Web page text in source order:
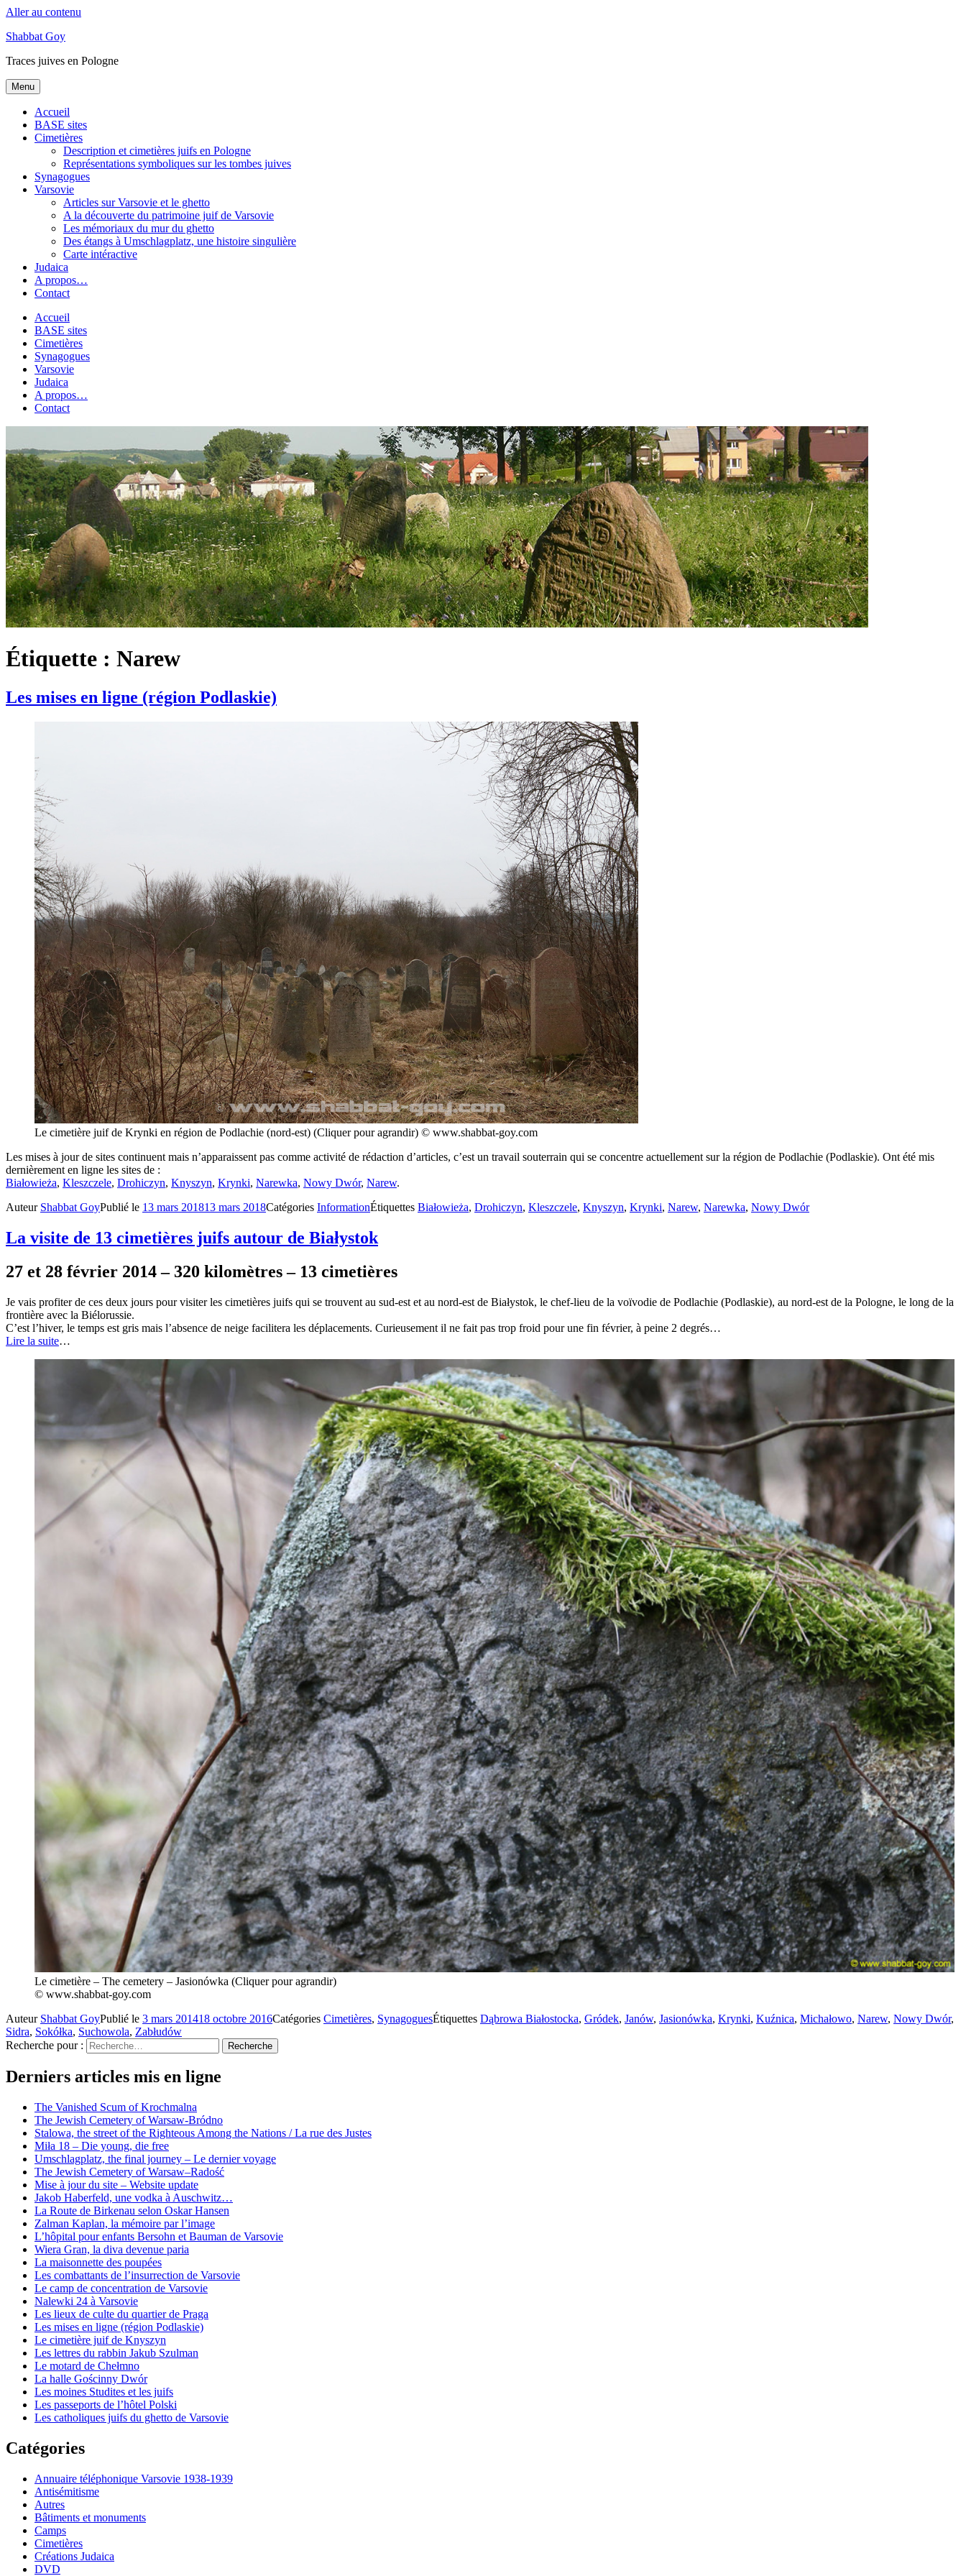
Aller au contenu
Shabbat Goy
Traces juives en Pologne
Menu
Accueil
BASE sites
Cimetières
Description et cimetières juifs en Pologne
Représentations symboliques sur les tombes juives
Synagogues
Varsovie
Articles sur Varsovie et le ghetto
A la découverte du patrimoine juif de Varsovie
Les mémoriaux du mur du ghetto
Des étangs à Umschlagplatz, une histoire singulière
Carte intéractive
Judaica
A propos…
Contact
Accueil
BASE sites
Cimetières
Synagogues
Varsovie
Judaica
A propos…
Contact
Étiquette : Narew
Les mises en ligne (région Podlaskie)
Le cimetière juif de Krynki en région de Podlachie (nord-est) (Cliquer pour agrandir) © www.shabbat-goy.com
Les mises à jour de sites continuent mais n’apparaissent pas comme activité de rédaction d’articles, c’est un travail souterrain qui se concentre actuellement sur la région de Podlachie (Podlaskie). Ont été mis
dernièrement en ligne les sites de :
Białowieża, Kleszczele, Drohiczyn, Knyszyn, Krynki, Narewka, Nowy Dwór, Narew.
Auteur Shabbat GoyPublié le 13 mars 201813 mars 2018Catégories InformationÉtiquettes Białowieża, Drohiczyn, Kleszczele, Knyszyn, Krynki, Narew, Narewka, Nowy Dwór
La visite de 13 cimetières juifs autour de Białystok
27 et 28 février 2014 – 320 kilomètres – 13 cimetières
Je vais profiter de ces deux jours pour visiter les cimetières juifs qui se trouvent au sud-est et au nord-est de Białystok, le chef-lieu de la voïvodie de Podlachie (Podlaskie), au nord-est de la Pologne, le long de la
frontière avec la Biélorussie.
C’est l’hiver, le temps est gris mais l’absence de neige facilitera les déplacements. Curieusement il ne fait pas trop froid pour une fin février, à peine 2 degrés…
Lire la suite…
Le cimetière – The cemetery – Jasionówka (Cliquer pour agrandir)
© www.shabbat-goy.com
Auteur Shabbat GoyPublié le 3 mars 201418 octobre 2016Catégories Cimetières, SynagoguesÉtiquettes Dąbrowa Białostocka, Gródek, Janów, Jasionówka, Krynki, Kuźnica, Michałowo, Narew, Nowy Dwór,
Sidra, Sokółka, Suchowola, Zabłudów
Recherche pour :
Recherche
Derniers articles mis en ligne
The Vanished Scum of Krochmalna
The Jewish Cemetery of Warsaw-Bródno
Stalowa, the street of the Righteous Among the Nations / La rue des Justes
Miła 18 – Die young, die free
Umschlagplatz, the final journey – Le dernier voyage
The Jewish Cemetery of Warsaw–Radość
Mise à jour du site – Website update
Jakob Haberfeld, une vodka à Auschwitz…
La Route de Birkenau selon Oskar Hansen
Zalman Kaplan, la mémoire par l’image
L’hôpital pour enfants Bersohn et Bauman de Varsovie
Wiera Gran, la diva devenue paria
La maisonnette des poupées
Les combattants de l’insurrection de Varsovie
Le camp de concentration de Varsovie
Nalewki 24 à Varsovie
Les lieux de culte du quartier de Praga
Les mises en ligne (région Podlaskie)
Le cimetière juif de Knyszyn
Les lettres du rabbin Jakub Szulman
Le motard de Chełmno
La halle Gościnny Dwór
Les moines Studites et les juifs
Les passeports de l’hôtel Polski
Les catholiques juifs du ghetto de Varsovie
Catégories
Annuaire téléphonique Varsovie 1938-1939
Antisémitisme
Autres
Bâtiments et monuments
Camps
Cimetières
Créations Judaica
DVD